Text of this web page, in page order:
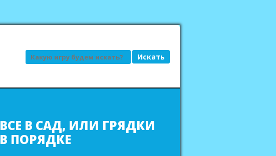
Поиск
ВСЕ В САД, ИЛИ ГРЯДКИ
В ПОРЯДКЕ